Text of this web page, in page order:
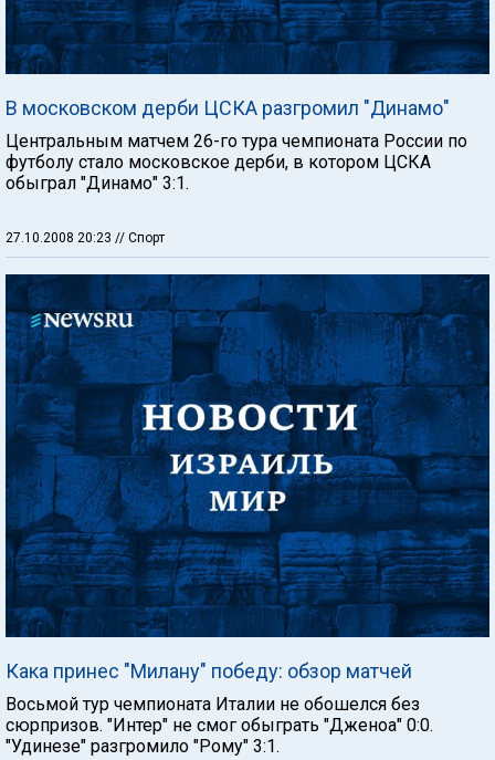
В московском дерби ЦСКА разгромил "Динамо"
Центральным матчем 26-го тура чемпионата России по
футболу стало московское дерби, в котором ЦСКА
обыграл "Динамо" 3:1.
27.10.2008 20:23 // Спорт
Кака принес "Милану" победу: обзор матчей
Восьмой тур чемпионата Италии не обошелся без
сюрпризов. "Интер" не смог обыграть "Дженоа" 0:0.
"Удинезе" разгромило "Рому" 3:1.